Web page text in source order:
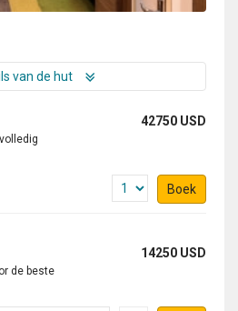
van de hut
42750 USD
Boek
14250 USD
de beste